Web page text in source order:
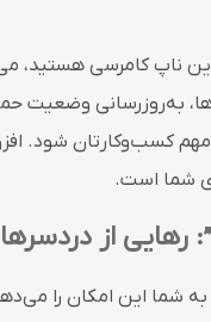
ناپ کامرسی هستید،
به‌روزرسانی وضعیت
کسب‌وکارتان شود.
شما است.
رهایی از
به شما این امکان را